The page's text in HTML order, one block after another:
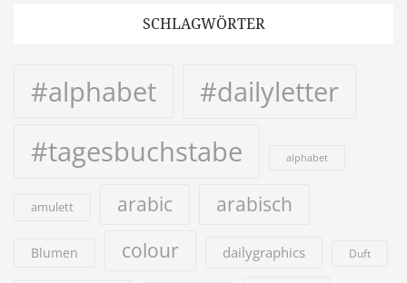
SCHLAGWÖRTER
#alphabet
#dailyletter
#tagesbuchstabe
alphabet
amulett arabic arabisch
Blumen colour dailygraphics Duft